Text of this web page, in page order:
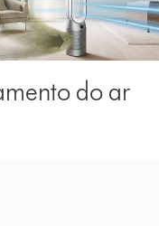
do ar